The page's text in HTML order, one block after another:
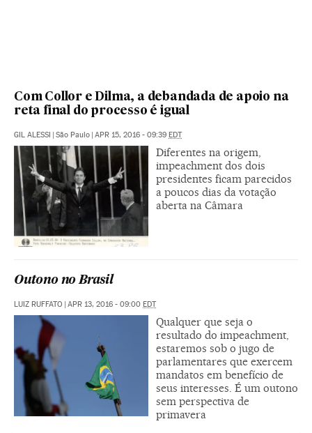
Com Collor e Dilma, a debandada de apoio na
reta final do processo é igual
GIL ALESSI | São Paulo | APR 15, 2016 - 09:39 EDT
Diferentes na origem,
impeachment dos dois
presidentes ficam parecidos
a poucos dias da votação
aberta na Câmara
Outono no Brasil
LUIZ RUFFATO | APR 13, 2016 - 09:00 EDT
Qualquer que seja o
resultado do impeachment,
estaremos sob o jugo de
parlamentares que exercem
mandatos em benefício de
seus interesses. É um outono
sem perspectiva de
primavera